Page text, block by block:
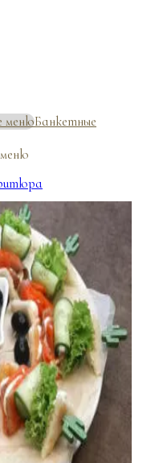
менюБанкетные
блюда